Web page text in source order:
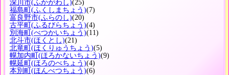
深川市(ふかがわし)(25)
福島町 (ふくしまちょう)(7)
富良野市(ふらのし)(20)
古平町 (ふるびらちょう)(4)
別海町 (べつかいちょう)(11)
北斗市(ほくとし)(21)
北竜町 (ほくりゅうちょう)(5)
幌加内町 (ほろかないちょう)(9)
幌延町 (ほろのべちょう)(4)
本別町 (ほんべつちょう)(6)